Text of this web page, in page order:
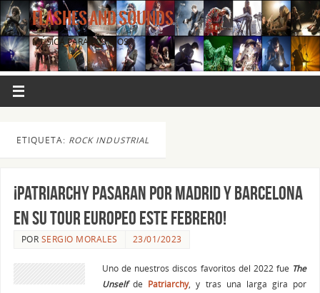
FLASHES AND SOUNDS
MÚSICA PARA LOS OJOS.
ETIQUETA: ROCK INDUSTRIAL
¡Patriarchy pasaran por Madrid y Barcelona
en su Tour Europeo este Febrero!
POR SERGIO MORALES 23/01/2023
Uno de nuestros discos favoritos del 2022 fue The
Unselfde Patriarchy, y tras una larga gira por